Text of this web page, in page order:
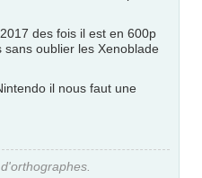
des fois il est en 600p
oublier les Xenoblade
il nous faut une